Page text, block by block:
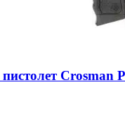
Crosman